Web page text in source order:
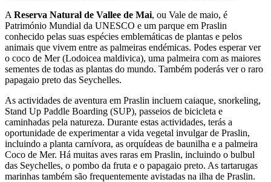
A Reserva Natural de Vallee de Mai, ou Vale de maio, é
Património Mundial da UNESCO e um parque em Praslin
conhecido pelas suas espécies emblemáticas de plantas e pelos
animais que vivem entre as palmeiras endémicas. Podes esperar ver
o coco de Mer (Lodoicea maldivica), uma palmeira com as maiores
sementes de todas as plantas do mundo. Também poderás ver o raro
papagaio preto das Seychelles.
As actividades de aventura em Praslin incluem caiaque, snorkeling,
Stand Up Paddle Boarding (SUP), passeios de bicicleta e
caminhadas pela natureza. Durante estas actividades, terás a
oportunidade de experimentar a vida vegetal invulgar de Praslin,
incluindo a planta carnívora, as orquídeas de baunilha e a palmeira
Coco de Mer. Há muitas aves raras em Praslin, incluindo o bulbul
das Seychelles, o pombo da fruta e o papagaio preto. As tartarugas
marinhas também são frequentemente avistadas na ilha de Praslin.